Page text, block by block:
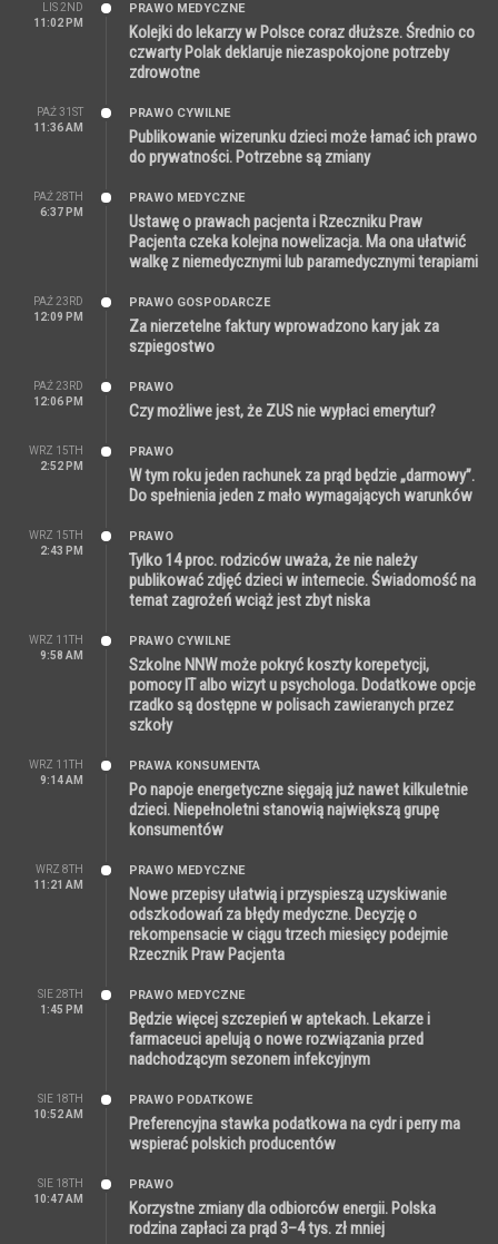
LIS 2ND
11:02 PM
PRAWO MEDYCZNE
Kolejki do lekarzy w Polsce coraz dłuższe. Średnio co
czwarty Polak deklaruje niezaspokojone potrzeby
zdrowotne
PAŹ 31ST
11:36 AM
PRAWO CYWILNE
Publikowanie wizerunku dzieci może łamać ich prawo
do prywatności. Potrzebne są zmiany
PAŹ 28TH
6:37 PM
PRAWO MEDYCZNE
Ustawę o prawach pacjenta i Rzeczniku Praw
Pacjenta czeka kolejna nowelizacja. Ma ona ułatwić
walkę z niemedycznymi lub paramedycznymi terapiami
PAŹ 23RD
12:09 PM
PRAWO GOSPODARCZE
Za nierzetelne faktury wprowadzono kary jak za
szpiegostwo
PAŹ 23RD
12:06 PM
PRAWO
Czy możliwe jest, że ZUS nie wypłaci emerytur?
WRZ 15TH
2:52 PM
PRAWO
W tym roku jeden rachunek za prąd będzie „darmowy”.
Do spełnienia jeden z mało wymagających warunków
WRZ 15TH
2:43 PM
PRAWO
Tylko 14 proc. rodziców uważa, że nie należy
publikować zdjęć dzieci w internecie. Świadomość na
temat zagrożeń wciąż jest zbyt niska
WRZ 11TH
9:58 AM
PRAWO CYWILNE
Szkolne NNW może pokryć koszty korepetycji,
pomocy IT albo wizyt u psychologa. Dodatkowe opcje
rzadko są dostępne w polisach zawieranych przez
szkoły
WRZ 11TH
9:14 AM
PRAWA KONSUMENTA
Po napoje energetyczne sięgają już nawet kilkuletnie
dzieci. Niepełnoletni stanowią największą grupę
konsumentów
WRZ 8TH
11:21 AM
PRAWO MEDYCZNE
Nowe przepisy ułatwią i przyspieszą uzyskiwanie
odszkodowań za błędy medyczne. Decyzję o
rekompensacie w ciągu trzech miesięcy podejmie
Rzecznik Praw Pacjenta
SIE 28TH
1:45 PM
PRAWO MEDYCZNE
Będzie więcej szczepień w aptekach. Lekarze i
farmaceuci apelują o nowe rozwiązania przed
nadchodzącym sezonem infekcyjnym
SIE 18TH
10:52 AM
PRAWO PODATKOWE
Preferencyjna stawka podatkowa na cydr i perry ma
wspierać polskich producentów
SIE 18TH
10:47 AM
PRAWO
Korzystne zmiany dla odbiorców energii. Polska
rodzina zapłaci za prąd 3–4 tys. zł mniej